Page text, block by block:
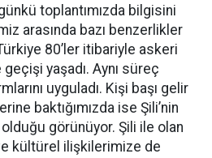
toplantımızda bilgisini
arasında bazı benzerlikler
80’ler itibariyle askeri
yaşadı. Aynı süreç
uyguladı. Kişi başı gelir
baktığımızda ise Şili’nin
görünüyor. Şili ile olan
kültürel ilişkilerimize de